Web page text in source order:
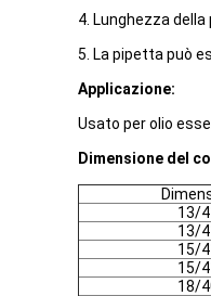
4. Lunghezza
5. La pipetta può
Applicazione:
Usato per olio
Dimensione del
13/
13/
15/
15/
18/